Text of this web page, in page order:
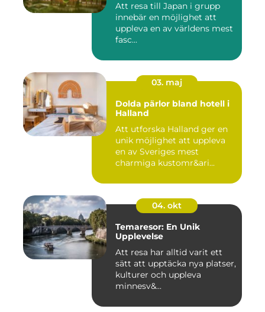
Att resa till Japan i grupp
innebär en möjlighet att
uppleva en av världens mest
fasc...
03. maj
Dolda pärlor bland hotell i
Halland
Att utforska Halland ger en
unik möjlighet att uppleva
en av Sveriges mest
charmiga kustomr&ari...
04. okt
Temaresor: En Unik
Upplevelse
Att resa har alltid varit ett
sätt att upptäcka nya platser,
kulturer och uppleva
minnesv&...